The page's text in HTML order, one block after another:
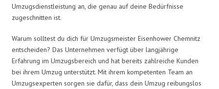
Umzugsdienstleistung an, die genau auf deine Bedürfnisse
zugeschnitten ist.
Warum solltest du dich für Umzugsmeister Eisenhower Chemnitz
entscheiden? Das Unternehmen verfügt über langjährige
Erfahrung im Umzugsbereich und hat bereits zahlreiche Kunden
bei ihrem Umzug unterstützt. Mit ihrem kompetenten Team an
Umzugsexperten sorgen sie dafür, dass dein Umzug reibungslos